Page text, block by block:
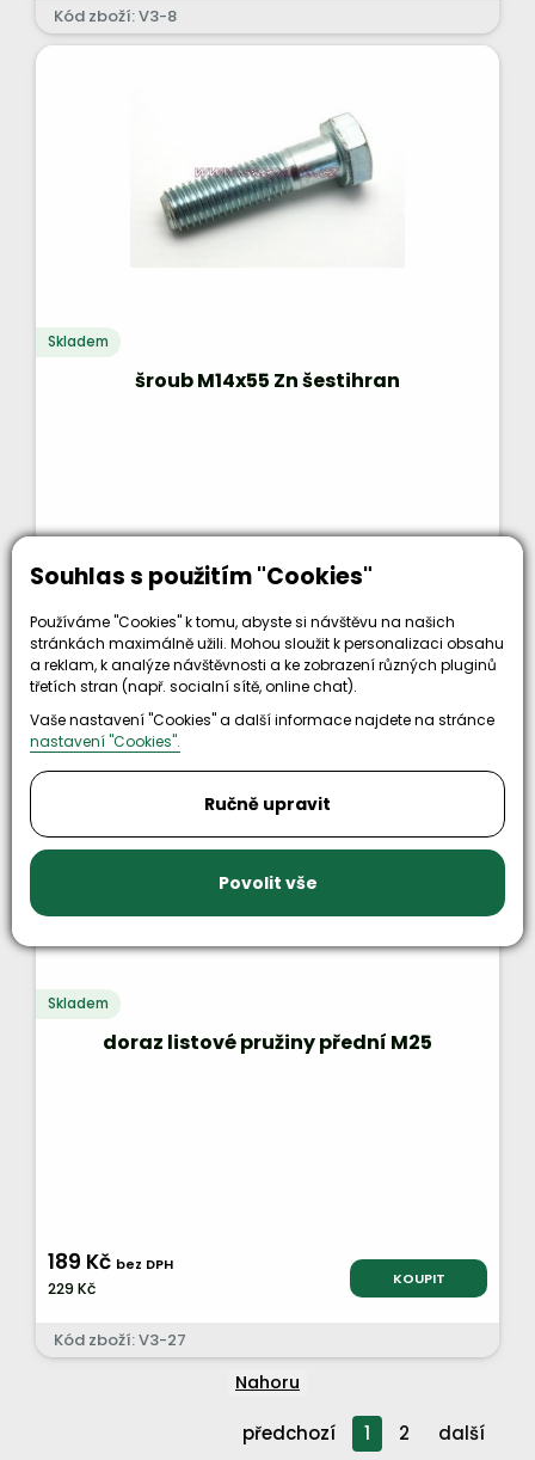
Souhlas s použitím "Cookies"
Používáme "Cookies" k tomu, abyste si návštěvu na našich
stránkách maximálně užili. Mohou sloužit k personalizaci obsahu
a reklam, k analýze návštěvnosti a ke zobrazení různých pluginů
třetích stran (např. socialní sítě, online chat).
Vaše nastavení "Cookies" a další informace najdete na stránce
nastavení "Cookies".
Ručně upravit
Povolit vše
Kód zboží: V3-8
Skladem
šroub M14x55 Zn šestihran
15 Kč KOUPIT
Kód zboží: ŠR M14x55 Zn
Skladem
doraz listové pružiny přední M25
189 Kč bez DPH
229 Kč KOUPIT
Kód zboží: V3-27
Nahoru
předchozí 1 2 další